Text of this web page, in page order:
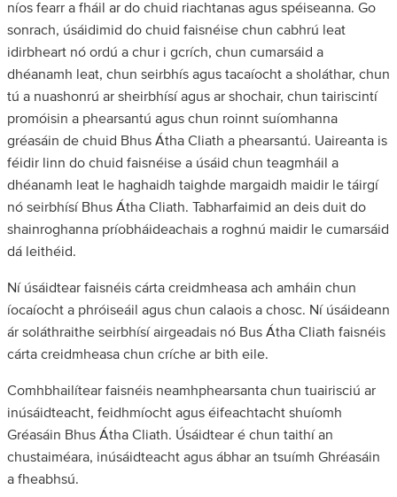
níos fearr a fháil ar do chuid riachtanas agus spéiseanna. Go
sonrach, úsáidimid do chuid faisnéise chun cabhrú leat
idirbheart nó ordú a chur i gcrích, chun cumarsáid a
dhéanamh leat, chun seirbhís agus tacaíocht a sholáthar, chun
tú a nuashonrú ar sheirbhísí agus ar shochair, chun tairiscintí
promóisin a phearsantú agus chun roinnt suíomhanna
gréasáin de chuid Bhus Átha Cliath a phearsantú. Uaireanta is
féidir linn do chuid faisnéise a úsáid chun teagmháil a
dhéanamh leat le haghaidh taighde margaidh maidir le táirgí
nó seirbhísí Bhus Átha Cliath. Tabharfaimid an deis duit do
shainroghanna príobháideachais a roghnú maidir le cumarsáid
dá leithéid.
Ní úsáidtear faisnéis cárta creidmheasa ach amháin chun
íocaíocht a phróiseáil agus chun calaois a chosc. Ní úsáideann
ár soláthraithe seirbhísí airgeadais nó Bus Átha Cliath faisnéis
cárta creidmheasa chun críche ar bith eile.
Comhbhailítear faisnéis neamhphearsanta chun tuairisciú ar
inúsáidteacht, feidhmíocht agus éifeachtacht shuíomh
Gréasáin Bhus Átha Cliath. Úsáidtear é chun taithí an
chustaiméara, inúsáidteacht agus ábhar an tsuímh Ghréasáin
a fheabhsú.